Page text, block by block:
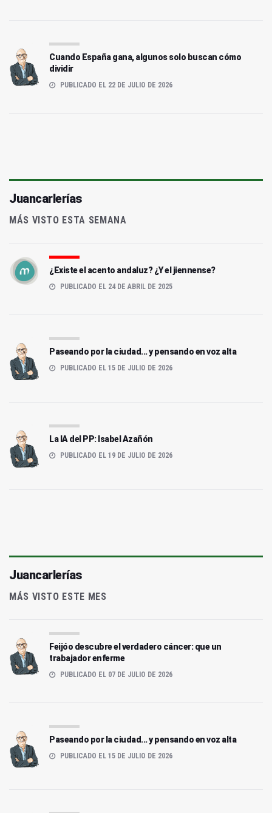
Cuando España gana, algunos solo buscan cómo
dividir
PUBLICADO EL 22 DE JULIO DE 2026
Juancarlerías
MÁS VISTO ESTA SEMANA
¿Existe el acento andaluz? ¿Y el jiennense?
PUBLICADO EL 24 DE ABRIL DE 2025
Paseando por la ciudad... y pensando en voz alta
PUBLICADO EL 15 DE JULIO DE 2026
La IA del PP: Isabel Azañón
PUBLICADO EL 19 DE JULIO DE 2026
Juancarlerías
MÁS VISTO ESTE MES
Feijóo descubre el verdadero cáncer: que un
trabajador enferme
PUBLICADO EL 07 DE JULIO DE 2026
Paseando por la ciudad... y pensando en voz alta
PUBLICADO EL 15 DE JULIO DE 2026